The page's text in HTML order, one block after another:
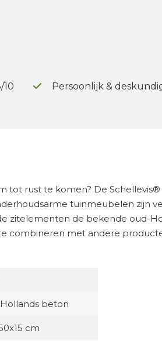
Persoonlijk &
tot rust te komen? De
tuinmeubelen zijn
zitelementen de bekende oud-
combineren met andere
beton
cm